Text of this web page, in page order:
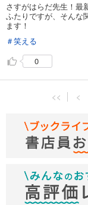
さすがはらだ先生！最
ふたりですが、そんな
ます！
＃笑える
0
<< <